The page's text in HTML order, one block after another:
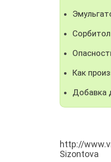
Как
Добавка
http://
Sizontova